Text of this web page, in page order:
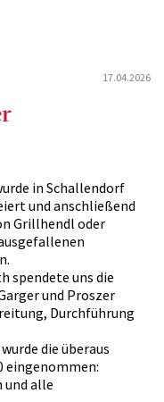
17.04.2026
in Schallendorf
und anschließend
Grillhendl oder
spendete uns die
und Proszer
Durchführung
die überaus
eingenommen:
und alle